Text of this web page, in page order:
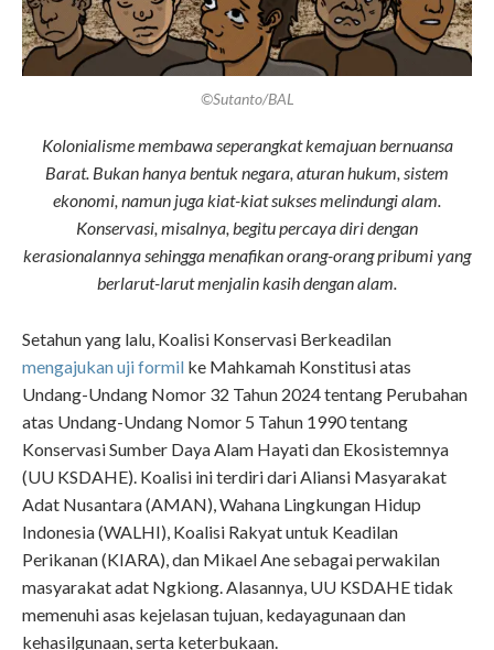
©Sutanto/BAL
Kolonialisme membawa seperangkat kemajuan bernuansa
Barat. Bukan hanya bentuk negara, aturan hukum, sistem
ekonomi, namun juga kiat-kiat sukses melindungi alam.
Konservasi, misalnya, begitu percaya diri dengan
kerasionalannya sehingga menafikan orang-orang pribumi yang
berlarut-larut menjalin kasih dengan alam.
Setahun yang lalu, Koalisi Konservasi Berkeadilan
mengajukan uji formil ke Mahkamah Konstitusi atas
Undang-Undang Nomor 32 Tahun 2024 tentang Perubahan
atas Undang-Undang Nomor 5 Tahun 1990 tentang
Konservasi Sumber Daya Alam Hayati dan Ekosistemnya
(UU KSDAHE). Koalisi ini terdiri dari Aliansi Masyarakat
Adat Nusantara (AMAN), Wahana Lingkungan Hidup
Indonesia (WALHI), Koalisi Rakyat untuk Keadilan
Perikanan (KIARA), dan Mikael Ane sebagai perwakilan
masyarakat adat Ngkiong. Alasannya, UU KSDAHE tidak
memenuhi asas kejelasan tujuan, kedayagunaan dan
kehasilgunaan, serta keterbukaan.